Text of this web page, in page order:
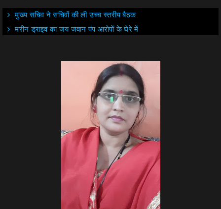
मुख्य सचिव ने सचिवों की ली उच्च स्तरीय बैठक
मरीन ड्राइव का जय जवान पंप आरोपों के घेरे में